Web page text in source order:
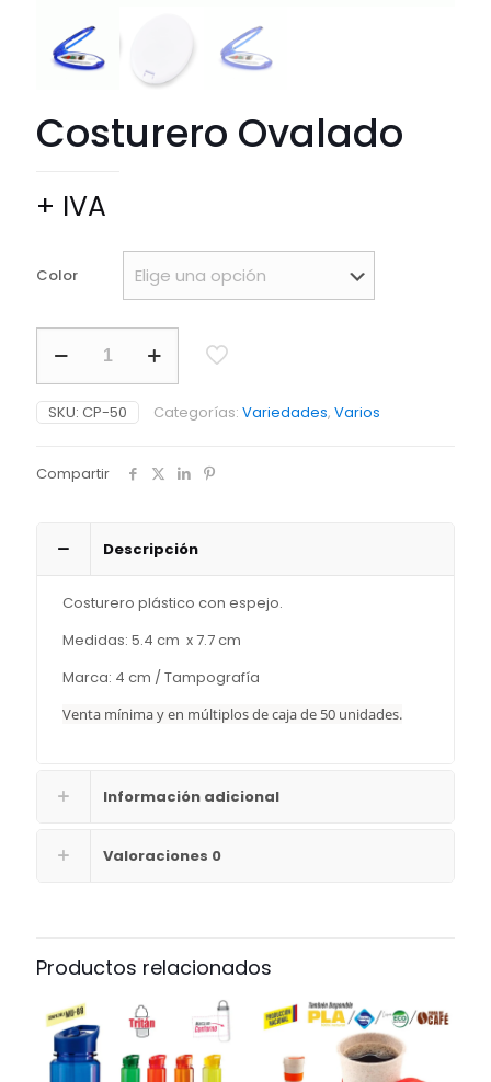
Costurero Ovalado
+ IVA
Color
Ovalado
cantidad
SKU: CP-50 Categorías: Variedades, Varios
Compartir
Descripción
Costurero plástico con espejo.
Medidas: 5.4 cm x 7.7 cm
Marca: 4 cm / Tampografía
Venta mínima y en múltiplos de caja de 50 unidades.
Información adicional
Valoraciones 0
Productos relacionados